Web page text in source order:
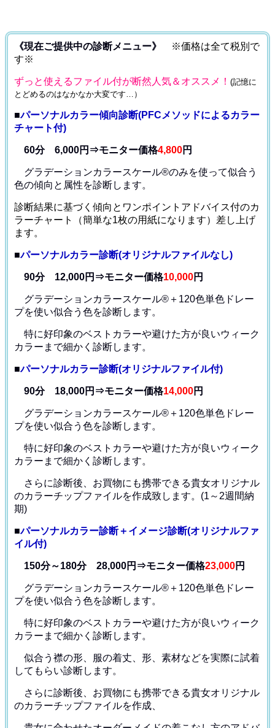
《現在ご提供中の診断メニュー》
※価格は全て税別で
す※
ずっと使えるファイル付が断然人気＆オススメ！ (記憶に
とどめるのはなかなか大変です…）
■パーソナルカラー傾向診断(PFCメソッドによるカラー
チャート付)
60分 6,000円⇒モニター価格4,800円
グラデーションカラースケール®のみを使って似合う
色の傾向と属性を診断します。
診断結果に基づく傾向とワンポイントアドバイス付のカ
ラーチャート（簡単な1枚の用紙になります）差し上げ
ます。
■パーソナルカラー診断(オリジナルファイルなし)
90分 12,000円⇒モニター価格10,000円
グラデーションカラースケール®＋120色単色ドレー
プを使い似合う色を診断します。
特に好印象のベストカラーや避けた方が良いウィーク
カラー まで細かく診断します。
■パーソナルカラー診断(オリジナルファイル付)
90分 18,000円⇒モニター価格14,000円
グラデーションカラースケール®＋120色単色ドレー
プを使い似合う色を診断します。
特に好印象のベストカラーや避けた方が良いウィーク
カラー まで細かく診断します。
さらに診断後、お買物にも携帯できる貴女オリジナル
のカラーチップファイルを作成致します。(1～2週間納
期)
■パーソナルカラー診断＋イメージ診断(オリジナルファ
イル付)
150分～180分 28,000円⇒モニター価格23,000円
グラデーションカラースケール®＋120色単色ドレー
プを使い似合う色を診断します。
特に好印象のベストカラーや避けた方が良いウィーク
カラー まで細かく診断します。
似合う襟の形、服の着丈、形、素材などを実際に試着
してもらい診断します。
さらに診断後、お買物にも携帯できる貴女オリジナル
のカラーチップファイルを作成、